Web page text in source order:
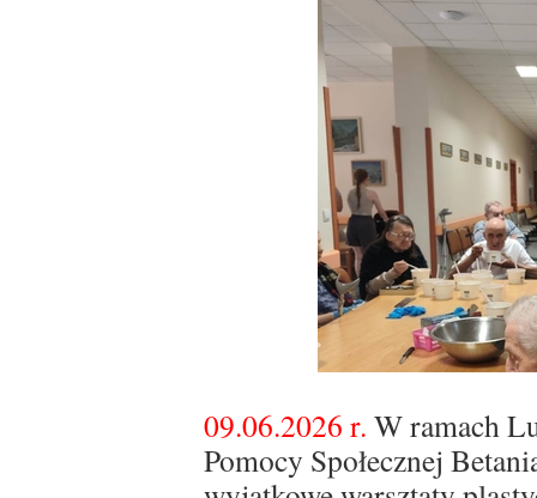
09.06.2026 r. W ramach
Pomocy Społecznej